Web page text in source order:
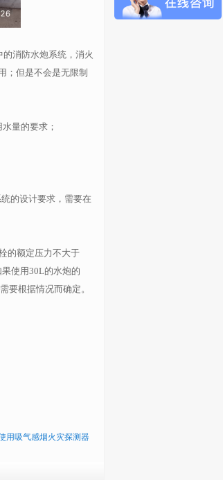
消防水炮系统，消火
；但是不会是无限制
量的要求；
的设计要求，需要在
的额定压力不大于
使用30L的水炮的
要根据情况而确定。
用吸气感烟火灾探测器